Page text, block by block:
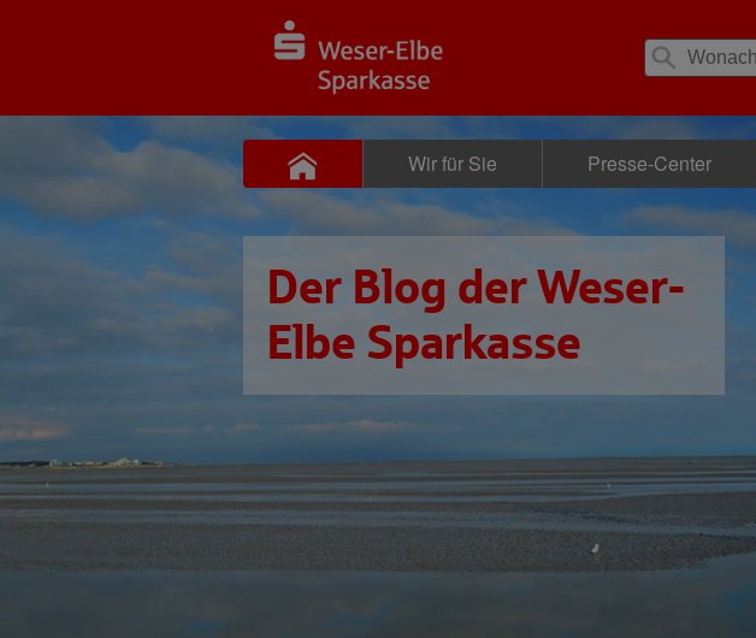
Wir für Sie Presse-Center
Der Blog der Weser-
Elbe Sparkasse